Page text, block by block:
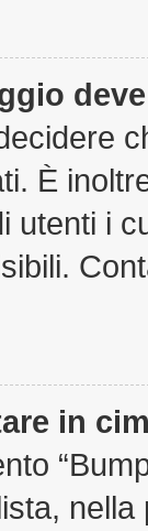
È
utenti i
in